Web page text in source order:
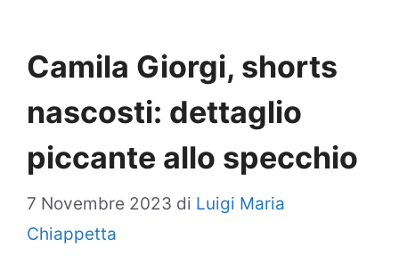
Camila Giorgi, shorts
nascosti: dettaglio
piccante allo specchio
7 Novembre 2023 di Luigi Maria
Chiappetta